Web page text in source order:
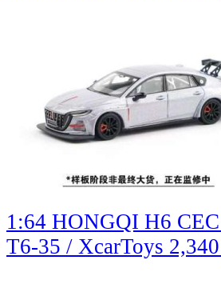
1:64 HONGQI H6
T6-35 / XcarToys